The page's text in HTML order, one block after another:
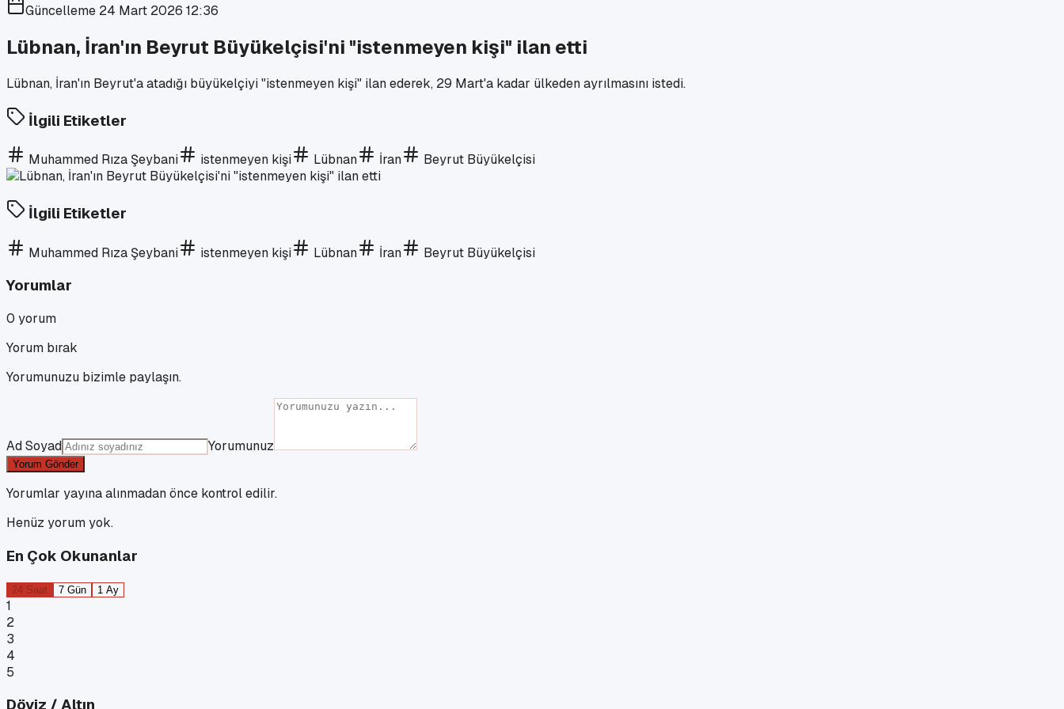
Güncelleme 24 Mart 2026 12:36
Lübnan, İran'ın Beyrut Büyükelçisi'ni "istenmeyen kişi" ilan etti
Lübnan, İran'ın Beyrut'a atadığı büyükelçiyi "istenmeyen kişi" ilan ederek, 29 Mart'a kadar ülkeden ayrılmasını istedi.
İlgili Etiketler
Muhammed Rıza Şeybani istenmeyen kişi Lübnan İran Beyrut Büyükelçisi
İlgili Etiketler
Muhammed Rıza Şeybani istenmeyen kişi Lübnan İran Beyrut Büyükelçisi
Yorumlar
0 yorum
Yorum bırak
Yorumunuzu bizimle paylaşın.
Ad Soyad Yorumunuz
Yorum Gönder
Yorumlar yayına alınmadan önce kontrol edilir.
Henüz yorum yok.
En Çok Okunanlar
24 Saat 7 Gün 1 Ay
1
2
3
4
5
Döviz / Altın